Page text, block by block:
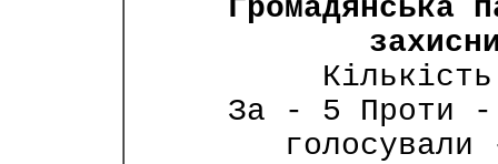
Громадянська
За - 5 Проти -